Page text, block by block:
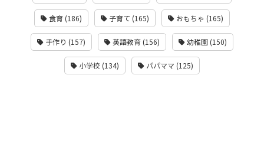
食育 (186) 子育て (165) おもちゃ (165)
手作り (157) 英語教育 (156) 幼稚園 (150)
小学校 (134) パパママ (125)